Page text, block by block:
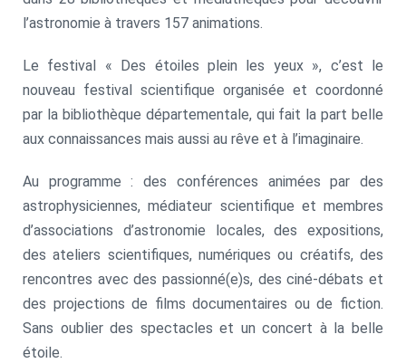
l’astronomie à travers 157 animations.
Le festival « Des étoiles plein les yeux », c’est le
nouveau festival scientifique organisée et coordonné
par la bibliothèque départementale, qui fait la part belle
aux connaissances mais aussi au rêve et à l’imaginaire.
Au programme : des conférences animées par des
astrophysiciennes, médiateur scientifique et membres
d’associations d’astronomie locales, des expositions,
des ateliers scientifiques, numériques ou créatifs, des
rencontres avec des passionné(e)s, des ciné-débats et
des projections de films documentaires ou de fiction.
Sans oublier des spectacles et un concert à la belle
étoile.